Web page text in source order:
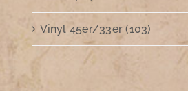
Vinyl 45er/33er (103)